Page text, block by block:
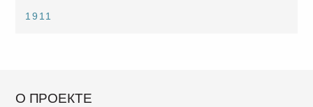
1911
О ПРОЕКТЕ